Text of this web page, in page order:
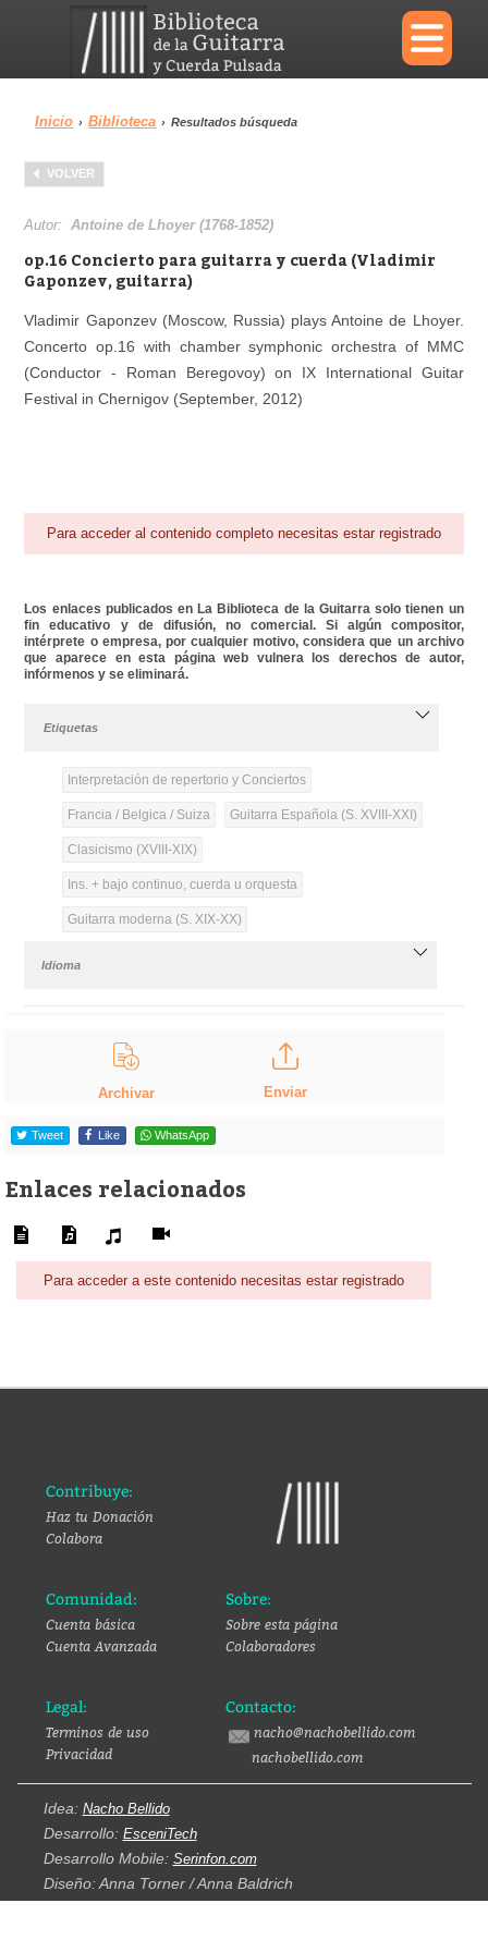
×
Menu
Biblioteca
Área personal Reproductor
Inicio › Biblioteca › Resultados búsqueda
VOLVER
Autor:Antoine de Lhoyer (1768-1852)
op.16 Concierto para guitarra y cuerda (Vladimir
Gaponzev, guitarra)
Vladimir Gaponzev (Moscow, Russia) plays Antoine de Lhoyer.
Concerto op.16 with chamber symphonic orchestra of MMC
(Conductor - Roman Beregovoy) on IX International Guitar
Festival in Chernigov (September, 2012)
Para acceder al contenido completo necesitas estar registrado
Los enlaces publicados en La Biblioteca de la Guitarra solo tienen un
fin educativo y de difusión, no comercial. Si algún compositor,
intérprete o empresa, por cualquier motivo, considera que un archivo
que aparece en esta página web vulnera los derechos de autor,
infórmenos y se eliminará.
Etiquetas
Interpretación de repertorio y Conciertos
Francia / Belgica / Suiza Guitarra Española (S. XVIII-XXI)
Clasicismo (XVIII-XIX)
Ins. + bajo continuo, cuerda u orquesta
Guitarra moderna (S. XIX-XX)
Idioma
Archivar Enviar
Tweet Like WhatsApp
Enlaces relacionados
Para acceder a este contenido necesitas estar registrado
Contribuye:
Haz tu Donación
Colabora
Comunidad:
Cuenta básica
Cuenta Avanzada
Sobre:
Sobre esta página
Colaboradores
Legal:
Terminos de uso
Privacidad
Contacto:
nacho@nachobellido.com
nachobellido.com
Idea: Nacho Bellido
Desarrollo: EsceniTech
Desarrollo Mobile: Serinfon.com
Diseño: Anna Torner / Anna Baldrich